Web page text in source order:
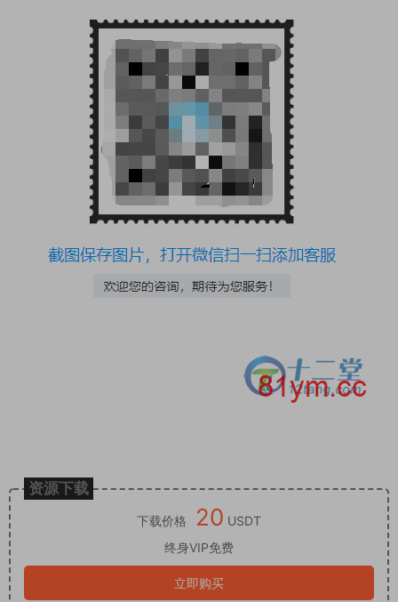
资源下载
下载价格 20 USDT
终身VIP免费
立即购买